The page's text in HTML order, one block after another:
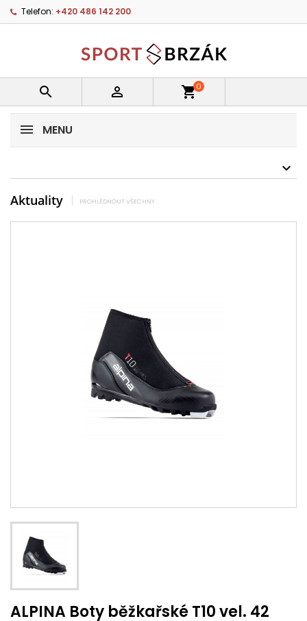
Telefon: +420 486 142 200
  shopping_cart0
MENU
Aktuality PROHLÉDNOUT VŠECHNY
ALPINA Boty běžkařské T10 vel. 42